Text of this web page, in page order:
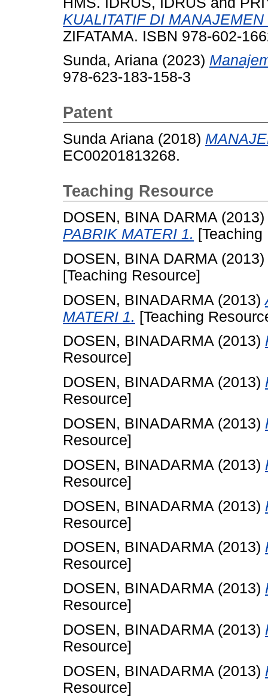
KUALITATIF DI
ZIFATAMA. ISBN 978-602-
Sunda, Ariana (2023)
978-623-183-158-3
Patent
Sunda Ariana (2018)
EC00201813268.
Teaching Resource
DOSEN, BINA DARMA (2013)
PABRIK MATERI 1.
DOSEN, BINA DARMA (2013)
[Teaching Resource]
DOSEN, BINADARMA (2013)
MATERI 1. [Teaching
DOSEN, BINADARMA(2013)
Resource]
DOSEN, BINADARMA (2013)
Resource]
DOSEN, BINADARMA (2013)
Resource]
DOSEN, BINADARMA (2013)
Resource]
DOSEN, BINADARMA (2013)
Resource]
DOSEN, BINADARMA(2013)
Resource]
DOSEN, BINADARMA (2013)
Resource]
DOSEN, BINADARMA (2013)
Resource]
DOSEN, BINADARMA (2013)
Resource]